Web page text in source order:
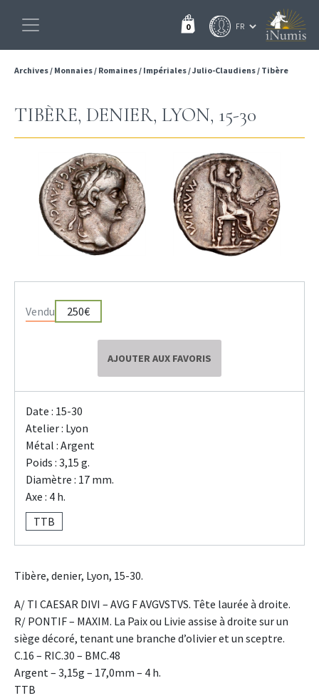
0
Archives/ Monnaies/ Romaines/ Impériales/Julio-Claudiens/ Tibère
TIBÈRE, DENIER, LYON, 15-30
Vendu 250€
AJOUTER AUX FAVORIS
Date : 15-30
Atelier : Lyon
Métal : Argent
Poids : 3,15 g.
Diamètre : 17 mm.
Axe : 4 h.
TTB
Tibère, denier, Lyon, 15-30.
A/ TI CAESAR DIVI – AVG F AVGVSTVS. Tête laurée à droite.
R/ PONTIF – MAXIM. La Paix ou Livie assise à droite sur un
siège décoré, tenant une branche d’olivier et un sceptre.
C.16 – RIC.30 – BMC.48
Argent – 3,15g – 17,0mm – 4 h.
TTB